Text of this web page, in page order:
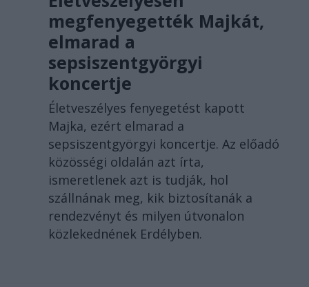
megfenyegették Majkát,
elmarad a
sepsiszentgyörgyi
koncertje
Életveszélyes fenyegetést kapott
Majka, ezért elmarad a
sepsiszentgyörgyi koncertje. Az előadó
közösségi oldalán azt írta,
ismeretlenek azt is tudják, hol
szállnának meg, kik biztosítanák a
rendezvényt és milyen útvonalon
közlekednének Erdélyben.